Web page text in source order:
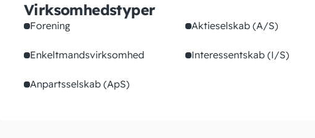
Virksomhedstyper
Forening Aktieselskab (A/S)
Enkeltmandsvirksomhed Interessentskab (I/S)
Anpartsselskab (ApS)